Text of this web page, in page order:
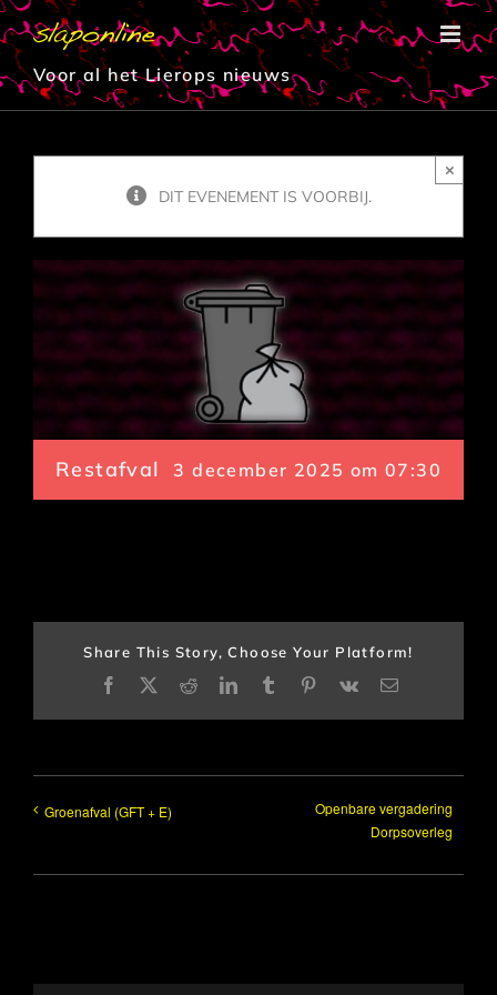
Ga
naar
inhoud
Voor al het Lierops nieuws
DIT EVENEMENT IS VOORBIJ.
×
Restafval 3 december 2025 om 07:30
Share This Story, Choose Your Platform!
Facebook
X RedditLinkedInTumblrPinterest
Vk
E-
Groenafval (GFT + E)
Openbare vergadering
Dorpsoverleg